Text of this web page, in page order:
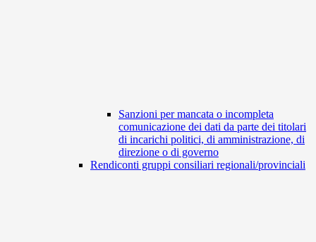
Sanzioni per mancata o incompleta
comunicazione dei dati da parte dei titolari
di incarichi politici, di amministrazione, di
direzione o di governo
Rendiconti gruppi consiliari regionali/provinciali